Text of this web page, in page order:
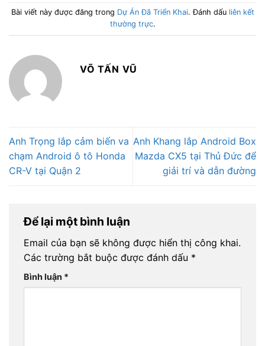
Bài viết này được đăng trong Dự Án Đã Triển Khai. Đánh dấu liên kết
thường trực.
VÕ TẤN VŨ
Anh Trọng lắp cảm biến va
chạm Android ô tô Honda
CR-V tại Quận 2
Anh Khang lắp Android Box
Mazda CX5 tại Thủ Đức để
giải trí và dẫn đường
Để lại một bình luận
Email của bạn sẽ không được hiển thị công khai.
Các trường bắt buộc được đánh dấu *
Bình luận *